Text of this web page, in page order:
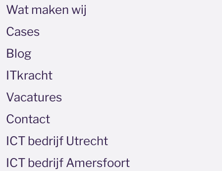
Wat maken wij
Cases
Blog
ITkracht
Vacatures
Contact
ICT bedrijf Utrecht
ICT bedrijf Amersfoort